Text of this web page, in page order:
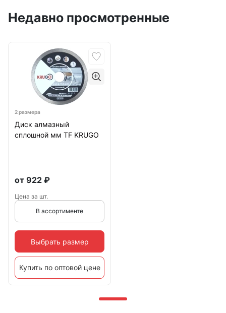
Недавно просмотренные
2 размера
Диск алмазный
сплошной мм TF KRUGO
от 922 ₽
Цена за шт.
В ассортименте
Выбрать размер
Купить по оптовой цене